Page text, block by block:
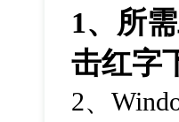
1、所
击红字
2、